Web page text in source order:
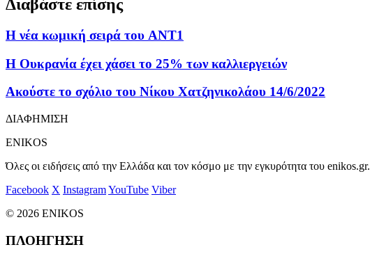
Διαβάστε επίσης
Η νέα κωμική σειρά του ANT1
Η Ουκρανία έχει χάσει το 25% των καλλιεργειών
Ακούστε το σχόλιο του Νίκου Χατζηνικολάου 14/6/2022
ΔΙΑΦΗΜΙΣΗ
ENIKOS
Όλες οι ειδήσεις από την Ελλάδα και τον κόσμο με την εγκυρότητα του enikos.gr.
Facebook X InstagramYouTube Viber
© 2026 ENIKOS
ΠΛΟΗΓΗΣΗ